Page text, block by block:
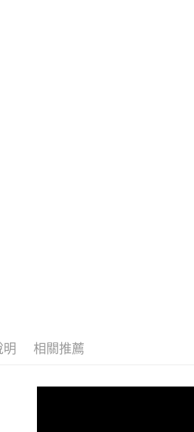
明 相關推薦